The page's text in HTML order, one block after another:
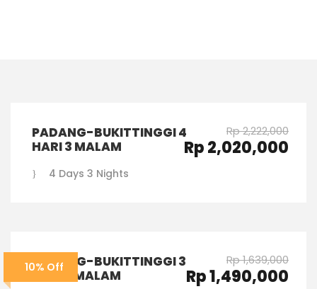
PADANG-BUKITTINGGI 4
HARI 3 MALAM
Rp 2,222,000
Rp 2,020,000
4 Days 3 Nights
10% Off
PADANG-BUKITTINGGI 3
HARI 2 MALAM
Rp 1,639,000
Rp 1,490,000